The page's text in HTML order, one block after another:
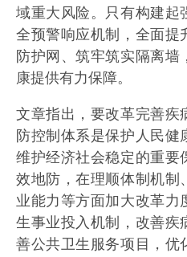
域重大风险。只有构建起
全预警响应机制，全面提
防护网、筑牢筑实隔离
康提供有力保障。
文章指出，要改革完善疾
防控制体系是保护人民健
维护经济社会稳定的重要
效地防，在理顺体制机制
业能力等方面加大改革力
生事业投入机制，改善疾
善公共卫生服务项目，优